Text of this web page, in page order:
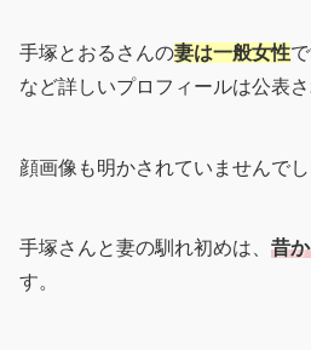
手塚とおるさんの妻は一般女性
など詳しいプロフィールは公表さ
顔画像も明かされていませんでし
手塚さんと妻の馴れ初めは、 昔
す。